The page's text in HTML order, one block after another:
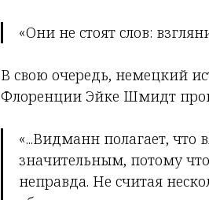
«Они не стоят слов:
В свою очередь, немецкий
Флоренции Эйке Шмидт
«...Видманн полагает,
значительным, потому
неправда. Не считая